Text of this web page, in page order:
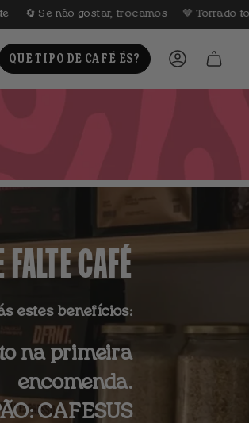
não gostar, trocamos 🤎 Torrado todas as
QUE TIPO DE CAFÉ ÉS? CONTA
CAFÉ
estes benefícios:
na primeira
encomenda.
CAFESUS